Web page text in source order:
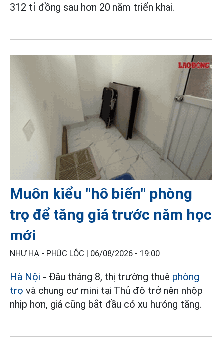
312 tỉ đồng sau hơn 20 năm triển khai.
Muôn kiểu "hô biến" phòng
trọ để tăng giá trước năm học
mới
NHƯ HẠ - PHÚC LỘC | 06/08/2026 - 19:00
Hà Nội - Đầu tháng 8, thị trường thuê phòng
trọ và chung cư mini tại Thủ đô trở nên nhộp
nhịp hơn, giá cũng bắt đầu có xu hướng tăng.